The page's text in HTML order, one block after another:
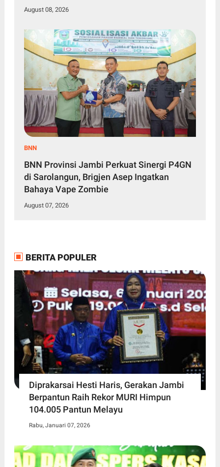
Diselidiki
August 08, 2026
BNN
BNN Provinsi Jambi Perkuat Sinergi P4GN
di Sarolangun, Brigjen Asep Ingatkan
Bahaya Vape Zombie
August 07, 2026
BERITA POPULER
Diprakarsai Hesti Haris, Gerakan Jambi
Berpantun Raih Rekor MURI Himpun
104.005 Pantun Melayu
Rabu, Januari 07, 2026